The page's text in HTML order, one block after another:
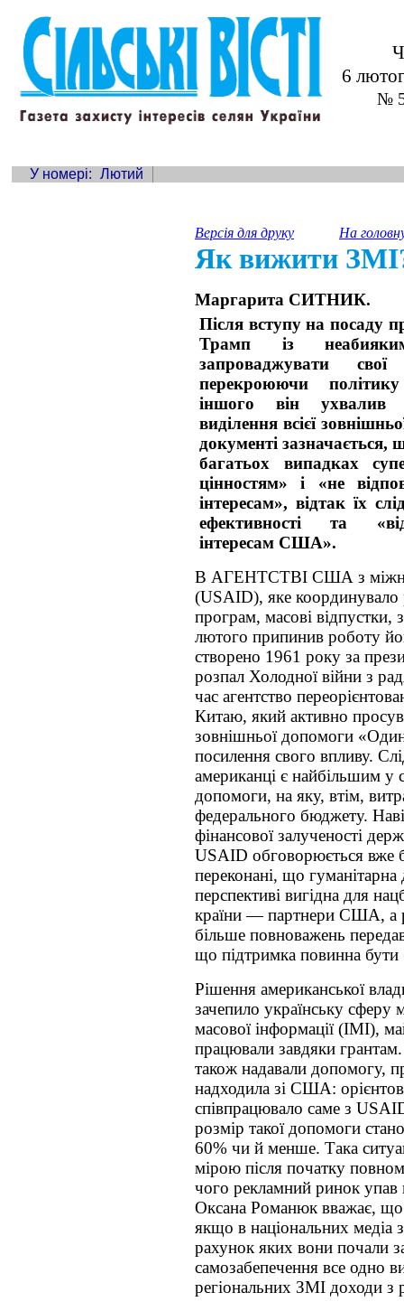
6
№
У номері: Лютий
Версія для друку На
Як вижити
Маргарита СИТНИК.
Після вступу на посаду
Трамп із
запроваджувати
перекроюючи
іншого він ухвалив
виділення всієї
документі
багатьох випадках
цінностям» і «не
інтересам», відтак їх
ефективності та
інтересам США».
В АГЕНТСТВІ США з
(USAID), яке координувало
програм, масові відпустки,
лютого припинив роботу
створено 1961 року за
розпал Холодної війни з
час агентство
Китаю, який активно
зовнішньої допомоги
посилення свого впливу.
американці є найбільшим у
допомоги, на яку, втім,
федерального бюджету.
фінансової залученості
USAID обговорюється вже
переконані, що
перспективі вигідна для
країни — партнери США, а
більше повноважень
що підтримка повинна
Рішення американської
зачепило українську сферу
масової інформації (ІМІ),
працювали завдяки
також надавали допомогу,
надходила зі США:
співпрацювало саме з
розмір такої допомоги
60% чи й менше. Така
мірою після початку
чого рекламний ринок
Оксана Романюк вважає, що
якщо в національних медіа
рахунок яких вони почали
самозабепечення все одно
регіональних ЗМІ доходи з